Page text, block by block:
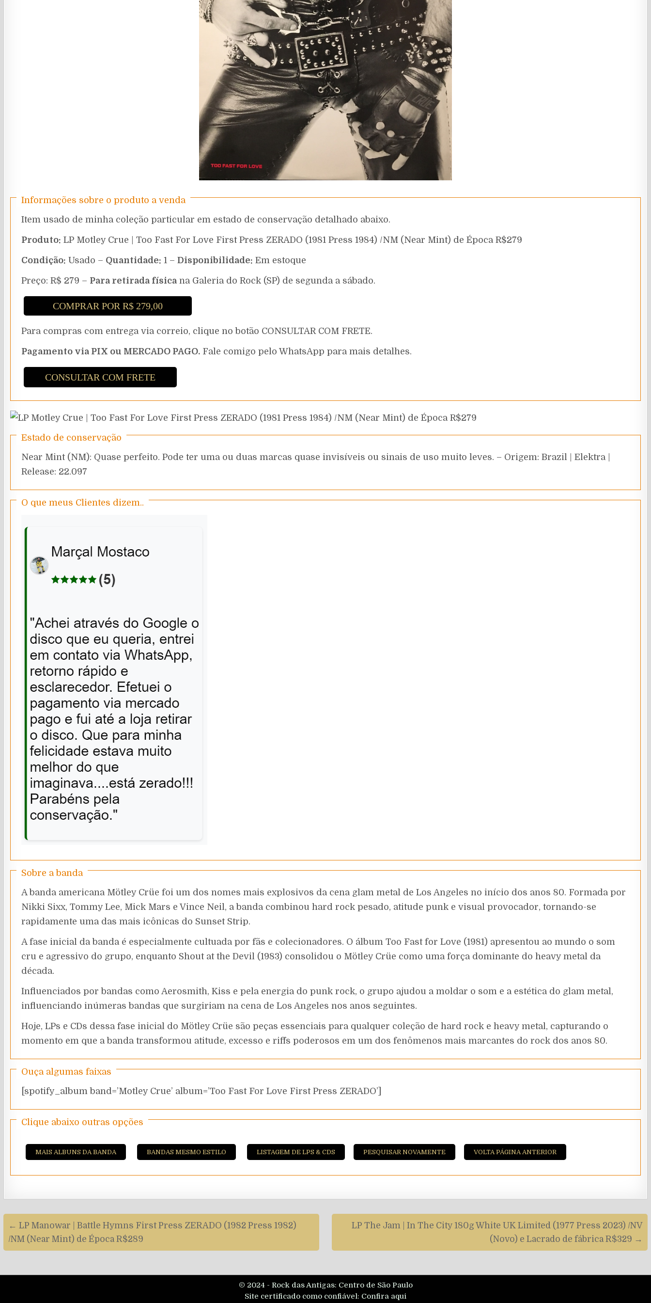
Informações sobre o produto a venda
Item usado de minha coleção particular em estado de conservação detalhado abaixo.
Produto: LP Motley Crue | Too Fast For Love First Press ZERADO (1981 Press 1984) /NM (Near Mint) de Época R$279
Condição: Usado – Quantidade: 1 – Disponibilidade: Em estoque
Preço: R$ 279 – Para retirada físicana Galeria do Rock (SP) de segunda a sábado.
COMPRAR POR R$ 279,00
Para compras com entrega via correio, clique no botão CONSULTAR COM FRETE.
Pagamento via PIX ou MERCADO PAGO.Fale comigo pelo WhatsApp para mais detalhes.
CONSULTAR COM FRETE
Estado de conservação
Near Mint (NM): Quase perfeito. Pode ter uma ou duas marcas quase invisíveis ou sinais de uso muito leves. – Origem: Brazil | Elektra |
Release: 22.097
O que meus Clientes dizem..
Sobre a banda
A banda americana Mötley Crüe foi um dos nomes mais explosivos da cena glam metal de Los Angeles no início dos anos 80. Formada por
Nikki Sixx, Tommy Lee, Mick Mars e Vince Neil, a banda combinou hard rock pesado, atitude punk e visual provocador, tornando-se
rapidamente uma das mais icônicas do Sunset Strip.
A fase inicial da banda é especialmente cultuada por fãs e colecionadores. O álbum Too Fast for Love (1981) apresentou ao mundo o som
cru e agressivo do grupo, enquanto Shout at the Devil (1983) consolidou o Mötley Crüe como uma força dominante do heavy metal da
década.
Influenciados por bandas como Aerosmith, Kiss e pela energia do punk rock, o grupo ajudou a moldar o som e a estética do glam metal,
influenciando inúmeras bandas que surgiriam na cena de Los Angeles nos anos seguintes.
Hoje, LPs e CDs dessa fase inicial do Mötley Crüe são peças essenciais para qualquer coleção de hard rock e heavy metal, capturando o
momento em que a banda transformou atitude, excesso e riffs poderosos em um dos fenômenos mais marcantes do rock dos anos 80.
Ouça algumas faixas
[spotify_album band=’Motley Crue’ album=’Too Fast For Love First Press ZERADO’]
Clique abaixo outras opções
MAIS ALBUNS DA BANDA BANDAS MESMO ESTILO LISTAGEM DE LPS & CDS PESQUISAR NOVAMENTE VOLTA PÁGINA ANTERIOR
Navegação
de
artigos
LP The Jam | In The City 180g White UK Limited (1977 Press 2023) /NV
(Novo) e Lacrado de fábrica R$329 →
← LP Manowar | Battle Hymns First Press ZERADO (1982 Press 1982)
/NM (Near Mint) de Época R$289
© 2024 - Rock das Antigas: Centro de São Paulo
Site certificado como confiável: Confira aqui